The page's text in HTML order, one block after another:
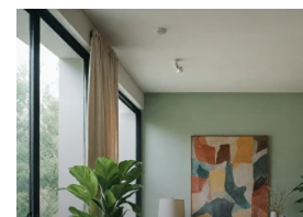
» Tables de réunion
Mobilier de rangement pour bureau